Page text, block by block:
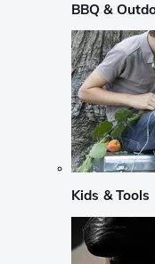
BBQ &
Kids & Tools